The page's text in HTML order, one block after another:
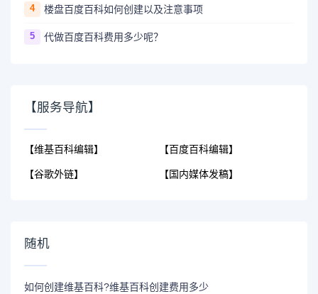
4 楼盘百度百科如何创建以及注意事项
5 代做百度百科费用多少呢？
【服务导航】
【维基百科编辑】
【谷歌外链】
【百度百科编辑】
【国内媒体发稿】
随机
如何创建维基百科?维基百科创建费用多少